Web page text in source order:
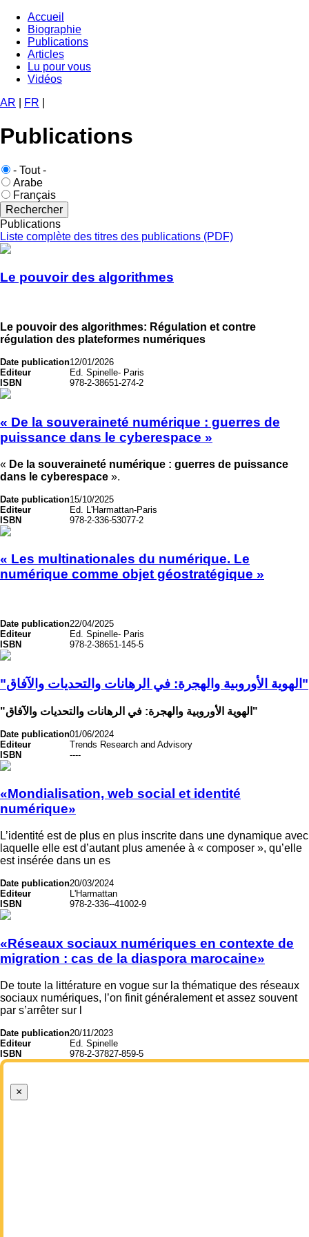
Aller
contenu
principal
Navigation
principale
Accueil
Biographie
Publications
Articles
Lu pour vous
Vidéos
AR
FR
Publications
Langue
publication
- Tout -
Arabe
Français
Publications
Liste complète des titres des publications (PDF)
Le pouvoir des algorithmes
Le pouvoir des algorithmes: Régulation et contre
régulation des plateformes numériques
Date publication12/01/2026
Editeur
Ed. Spinelle- Paris
ISBN
978-2-38651-274-2
« De la souveraineté numérique : guerres de
puissance dans le cyberespace »
« De la souveraineté numérique : guerres de puissance
dans le cyberespace ».
Date publication15/10/2025
Editeur
Ed. L'Harmattan-Paris
ISBN
978-2-336-53077-2
« Les multinationales du numérique. Le
numérique comme objet géostratégique »
Date publication22/04/2025
Editeur
Ed. Spinelle- Paris
ISBN
978-2-38651-145-5
"الهوية الأوروبية والهجرة: في الرهانات والتحديات والآفاق"
"الهوية الأوروبية والهجرة: في الرهانات والتحديات والآفاق"
Date publication01/06/2024
Editeur
Trends Research and Advisory
ISBN
----
«Mondialisation, web social et identité
numérique»
L’identité est de plus en plus inscrite dans une dynamique avec
laquelle elle est d’autant plus amenée à « composer », qu’elle
est insérée dans un es
Date publication20/03/2024
Editeur
L'Harmattan
ISBN
978-2-336--41002-9
«Réseaux sociaux numériques en contexte de
migration : cas de la diaspora marocaine»
De toute la littérature en vogue sur la thématique des réseaux
sociaux numériques, l’on finit généralement et assez souvent
par s’arrêter sur l
Date publication20/11/2023
Editeur
Ed. Spinelle
ISBN
978-2-37827-859-5
×